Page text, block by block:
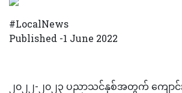
#LocalNews
Published -1 June 2022
၂၀၂၂-၂၀၂၃ ပညာသင်နှစ်အတွက် ကျောင်